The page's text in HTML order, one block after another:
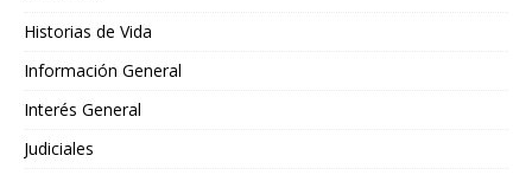
Historias de Vida
Información General
Interés General
Judiciales